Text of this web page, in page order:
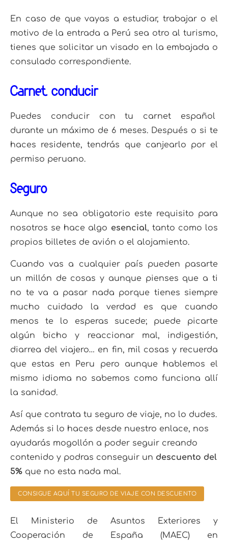
En caso de que vayas a estudiar, trabajar o el
motivo de la entrada a Perú sea otro al turismo,
tienes que solicitar un visado en la embajada o
consulado correspondiente.
Carnet conducir
Puedes conducir con tu carnet español
durante un máximo de 6 meses. Después o si te
haces residente, tendrás que canjearlo por el
permiso peruano.
Seguro
Aunque no sea obligatorio este requisito para
nosotros se hace algo esencial, tanto como los
propios billetes de avión o el alojamiento.
Cuando vas a cualquier país pueden pasarte
un millón de cosas y aunque pienses que a ti
no te va a pasar nada porque tienes siempre
mucho cuidado la verdad es que cuando
menos te lo esperas sucede; puede picarte
algún bicho y reaccionar mal, indigestión,
diarrea del viajero… en fin, mil cosas y recuerda
que estas en Peru pero aunque hablemos el
mismo idioma no sabemos como funciona allí
la sanidad.
Así que contrata tu seguro de viaje, no lo dudes.
Además si lo haces desde nuestro enlace, nos
ayudarás mogollón a poder seguir creando
contenido y podras conseguir un descuento del
5% que no esta nada mal.
CONSIGUE AQUÍ TU SEGURO DE VIAJE CON DESCUENTO
El Ministerio de Asuntos Exteriores y
Cooperación de España (MAEC) en